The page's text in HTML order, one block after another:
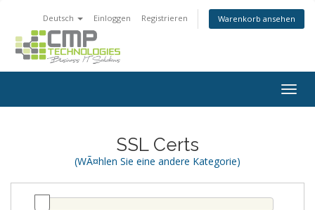
Deutsch Einloggen Registrieren Warenkorb ansehen
SSL Certs
(WÃ¤hlen Sie eine andere Kategorie)